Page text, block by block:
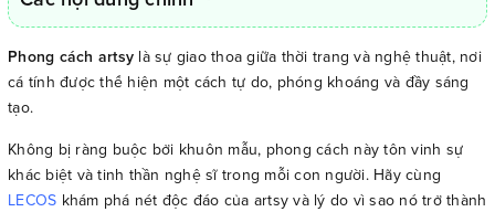
Phong cách artsy là sự giao thoa giữa thời trang và nghệ thuật, nơi
cá tính được thể hiện một cách tự do, phóng khoáng và đầy sáng
tạo.
Không bị ràng buộc bởi khuôn mẫu, phong cách này tôn vinh sự
khác biệt và tinh thần nghệ sĩ trong mỗi con người. Hãy cùng
LECOS khám phá nét độc đáo của artsy và lý do vì sao nó trở thành